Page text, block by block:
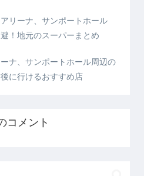
アリーナ、サンポートホール
！地元のスーパーまとめ
ナ、サンポートホール周辺の
に行けるおすすめ店
コメント